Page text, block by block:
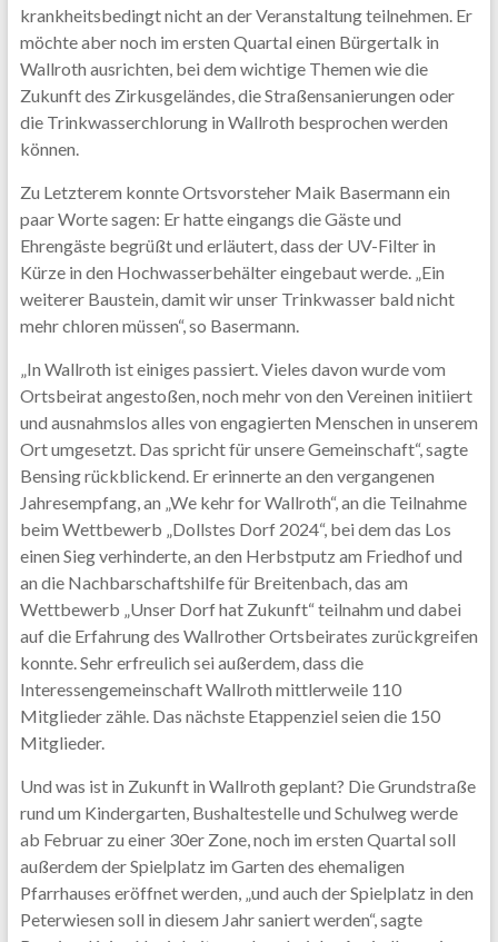
krankheitsbedingt nicht an der Veranstaltung teilnehmen. Er
möchte aber noch im ersten Quartal einen Bürgertalk in
Wallroth ausrichten, bei dem wichtige Themen wie die
Zukunft des Zirkusgeländes, die Straßensanierungen oder
die Trinkwasserchlorung in Wallroth besprochen werden
können.
Zu Letzterem konnte Ortsvorsteher Maik Basermann ein
paar Worte sagen: Er hatte eingangs die Gäste und
Ehrengäste begrüßt und erläutert, dass der UV-Filter in
Kürze in den Hochwasserbehälter eingebaut werde. „Ein
weiterer Baustein, damit wir unser Trinkwasser bald nicht
mehr chloren müssen“, so Basermann.
„In Wallroth ist einiges passiert. Vieles davon wurde vom
Ortsbeirat angestoßen, noch mehr von den Vereinen initiiert
und ausnahmslos alles von engagierten Menschen in unserem
Ort umgesetzt. Das spricht für unsere Gemeinschaft“, sagte
Bensing rückblickend. Er erinnerte an den vergangenen
Jahresempfang, an „We kehr for Wallroth“, an die Teilnahme
beim Wettbewerb „Dollstes Dorf 2024“, bei dem das Los
einen Sieg verhinderte, an den Herbstputz am Friedhof und
an die Nachbarschaftshilfe für Breitenbach, das am
Wettbewerb „Unser Dorf hat Zukunft“ teilnahm und dabei
auf die Erfahrung des Wallrother Ortsbeirates zurückgreifen
konnte. Sehr erfreulich sei außerdem, dass die
Interessengemeinschaft Wallroth mittlerweile 110
Mitglieder zähle. Das nächste Etappenziel seien die 150
Mitglieder.
Und was ist in Zukunft in Wallroth geplant? Die Grundstraße
rund um Kindergarten, Bushaltestelle und Schulweg werde
ab Februar zu einer 30er Zone, noch im ersten Quartal soll
außerdem der Spielplatz im Garten des ehemaligen
Pfarrhauses eröffnet werden, „und auch der Spielplatz in den
Peterwiesen soll in diesem Jahr saniert werden“, sagte